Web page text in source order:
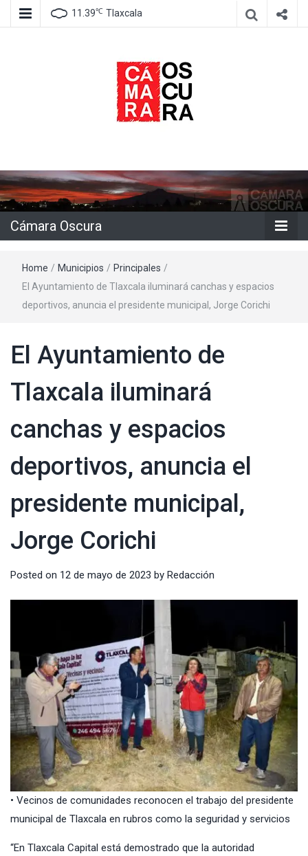
11.39℃ Tlaxcala
Cámara
Oscura
Cámara Oscura
Home / Municipios / Principales /
El Ayuntamiento de Tlaxcala iluminará canchas y espacios
deportivos, anuncia el presidente municipal, Jorge Corichi
El Ayuntamiento de
Tlaxcala iluminará
canchas y espacios
deportivos, anuncia el
presidente municipal,
Jorge Corichi
Posted on 12 de mayo de 2023 by Redacción
• Vecinos de comunidades reconocen el trabajo del presidente
municipal de Tlaxcala en rubros como la seguridad y servicios
“En Tlaxcala Capital está demostrado que la autoridad